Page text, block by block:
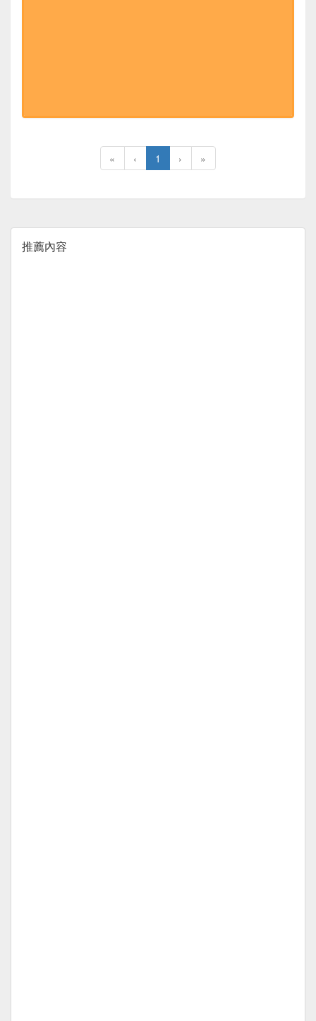
« ‹ 1 › »
推薦內容